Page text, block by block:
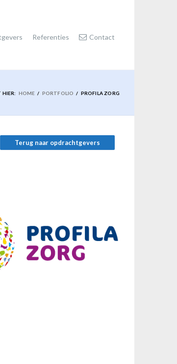
Referenties Contact
HIER: HOME PORTFOLIO PROFILA ZORG
Terug naar opdrachtgevers